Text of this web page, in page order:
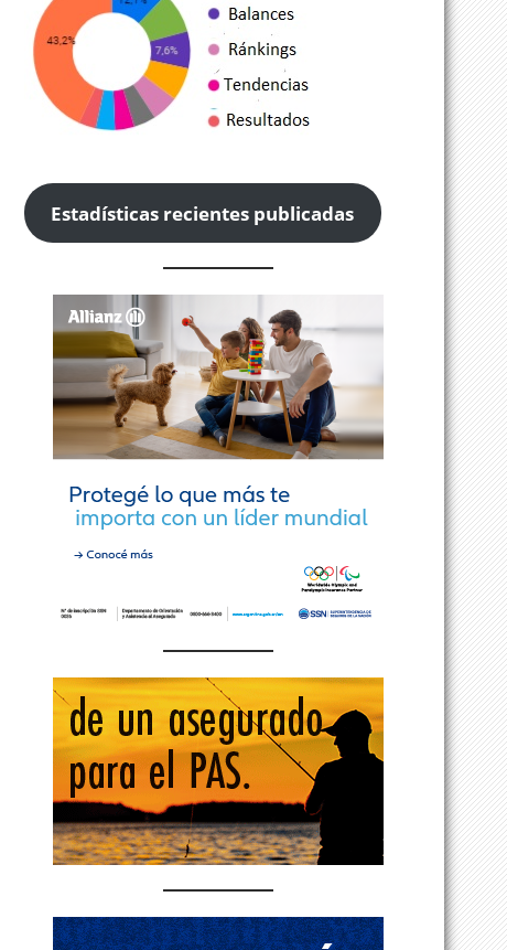
Estadísticas recientes publicadas